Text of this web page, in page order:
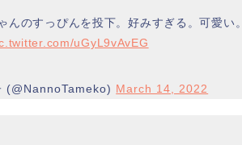
んのすっぴんを投下。好みすぎる。可愛い。
uGyL9vAvEG
(@NannoTameko) March 14, 2022